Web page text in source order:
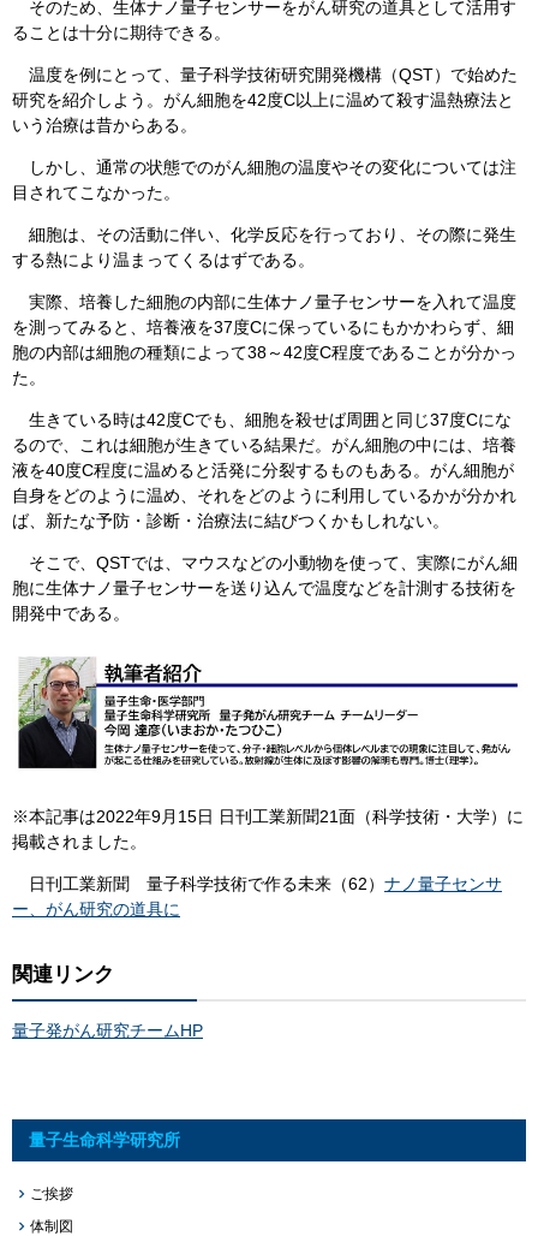
そのため、生体ナノ量子センサーをがん研究の道具として活用す
ることは十分に期待できる。
温度を例にとって、量子科学技術研究開発機構（QST）で始めた
研究を紹介しよう。がん細胞を42度C以上に温めて殺す温熱療法と
いう治療は昔からある。
しかし、通常の状態でのがん細胞の温度やその変化については注
目されてこなかった。
細胞は、その活動に伴い、化学反応を行っており、その際に発生
する熱により温まってくるはずである。
実際、培養した細胞の内部に生体ナノ量子センサーを入れて温度
を測ってみると、培養液を37度Cに保っているにもかかわらず、細
胞の内部は細胞の種類によって38～42度C程度であることが分かっ
た。
生きている時は42度Cでも、細胞を殺せば周囲と同じ37度Cにな
るので、これは細胞が生きている結果だ。がん細胞の中には、培養
液を40度C程度に温めると活発に分裂するものもある。がん細胞が
自身をどのように温め、それをどのように利用しているかが分かれ
ば、新たな予防・診断・治療法に結びつくかもしれない。
そこで、QSTでは、マウスなどの小動物を使って、実際にがん細
胞に生体ナノ量子センサーを送り込んで温度などを計測する技術を
開発中である。
※本記事は2022年9月15日 日刊工業新聞21面（科学技術・大学）に
掲載されました。
日刊工業新聞 量子科学技術で作る未来（62） ナノ量子センサ
ー、がん研究の道具に
関連リンク
量子発がん研究チームHP
量子生命科学研究所
ご挨拶
体制図